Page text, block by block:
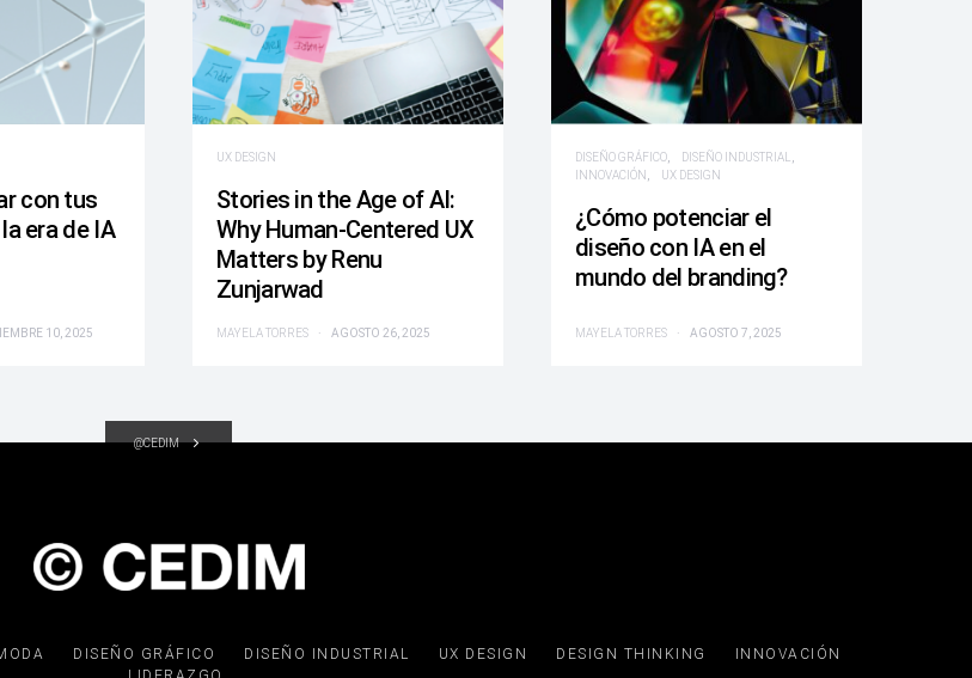
con tus
era de IA
10, 2025
UX DESIGN
Stories in the Age of AI:
Why Human-Centered UX
Matters by Renu
Zunjarwad
MAYELA TORRES AGOSTO 26, 2025
DISEÑO GRÁFICO
DISEÑO INDUSTRIAL
INNOVACIÓN
UX DESIGN
¿Cómo potenciar el
diseño con IA en el
mundo del branding?
MAYELA TORRES AGOSTO 7, 2025
@CEDIM
DISEÑO GRÁFICO DISEÑO INDUSTRIAL UX DESIGN DESIGN THINKING
INNOVACIÓN